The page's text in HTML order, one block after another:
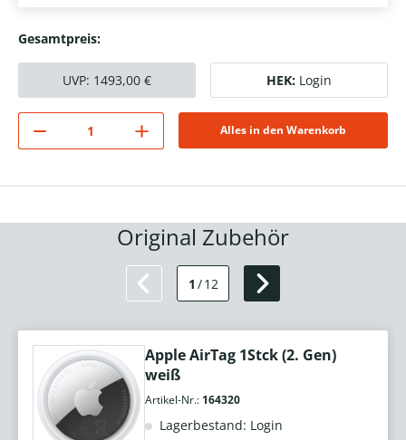
Gesamtpreis:
UVP: 1493,00 € HEK: Login
Alles in den Warenkorb
Original Zubehör
1 /12
Apple AirTag 1Stck (2. Gen)
weiß
Artikel-Nr.: 164320
Lagerbestand: Login